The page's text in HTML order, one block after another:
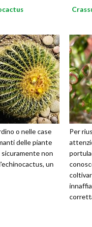
o nelle case
delle piante
sicuramente non
un
Per